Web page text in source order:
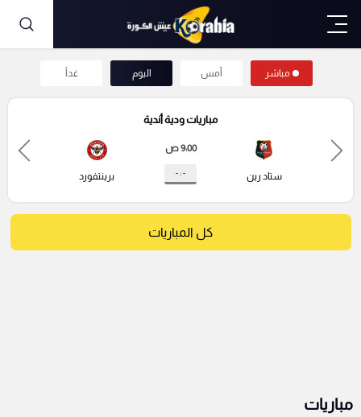
مباشر أمس اليوم غداً
مباريات ودية أندية
ستاد رين
9:00 ص
- : - برينتفورد
كل المباريات
مباريات